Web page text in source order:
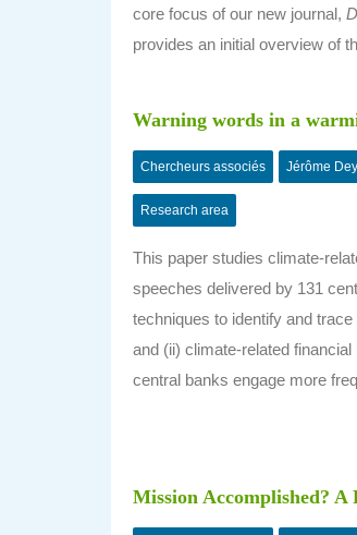
core focus of our new journal,
provides an initial overview of
Warning words in a
Chercheurs associés Jérôme
Research area
This paper studies climate-
speeches delivered by 131
techniques to identify and
and (ii) climate-related
central banks engage more
Mission Accomplished? A